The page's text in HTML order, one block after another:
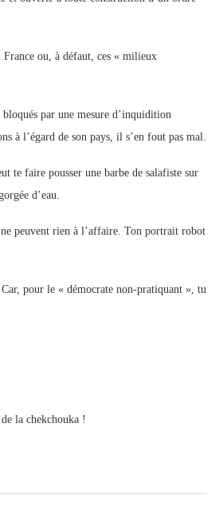
France ou, à défaut, ces « milieux
par une mesure d’inquidition
à l’égard de son pays, il s’en fout pas mal.
te faire pousser une barbe de salafiste sur
d’eau.
peuvent rien à l’affaire. Ton portrait robot
pour le « démocrate non-pratiquant », tu
la chekchouka !